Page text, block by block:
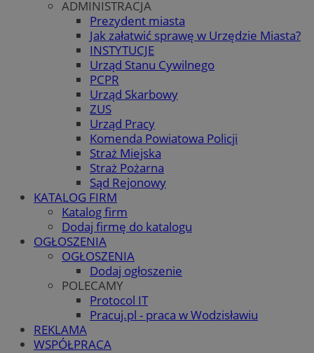
ADMINISTRACJA
Prezydent miasta
Jak załatwić sprawę w Urzędzie Miasta?
INSTYTUCJE
Urząd Stanu Cywilnego
PCPR
Urząd Skarbowy
ZUS
Urząd Pracy
Komenda Powiatowa Policji
Straż Miejska
Straż Pożarna
Sąd Rejonowy
KATALOG FIRM
Katalog firm
Dodaj firmę do katalogu
OGŁOSZENIA
OGŁOSZENIA
Dodaj ogłoszenie
POLECAMY
Protocol IT
Pracuj.pl - praca w Wodzisławiu
REKLAMA
WSPÓŁPRACA